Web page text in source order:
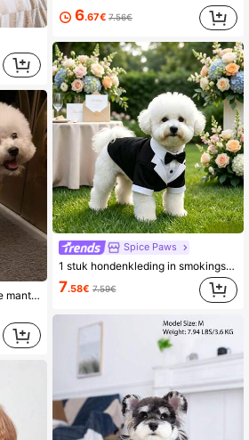
1 stuk modieuze, winddichte mantel voor huisdieren in de herfst/winter, honden-/kattenkleding voor poedels, bichon frisés en schnauzers.
6.67€ 7.56€
Spice Paws
1 stuk hondenkleding in smokingstijl, herenstijl met mouwen, strikdecoratie, niet-elastische stof, kies een maat groter, geschikt voor kleine/middelgrote honden, kattenkleding, voor bruiloften en tuinfeesten, eerste keuze voor huisdierbruiloftcadeau
7.58€ 7.59€